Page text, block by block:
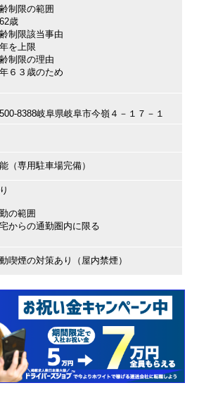
制限の範囲
歳
制限該当事由
を上限
制限の理由
６３歳のため
8388岐阜県岐阜市今嶺４－１７－１
（専用駐車場完備）
の範囲
からの通勤圏内に限る
喫煙の対策あり（屋内禁煙）